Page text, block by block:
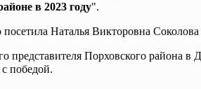
в 2023 году".
Наталья Викторовна
представителя Порховского района в
победой.